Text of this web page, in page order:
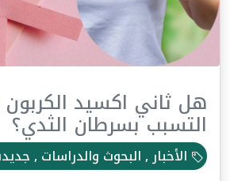
هل ثاني اكسيد
التسبب بسرطان الثدي؟
الأخبار , البحوث والدراسات ,